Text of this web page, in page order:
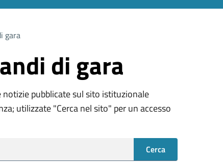
gara
di gara
pubblicate sul sito istituzionale
utilizzate "Cerca nel sito" per un accesso
Cerca